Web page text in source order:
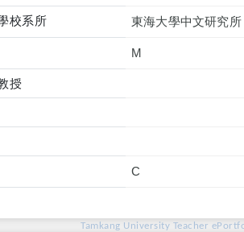
校系所 東海大學中文研究所
M
授
C
Tamkang University Teacher